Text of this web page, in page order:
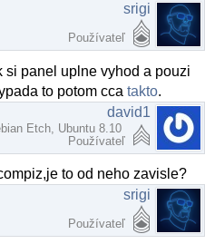
srigi
Používateľ
si panel uplne vyhod a pouzi
to potom ccatakto.
david1
Etch, Ubuntu 8.10
Používateľ
to od neho zavisle?
srigi
Používateľ